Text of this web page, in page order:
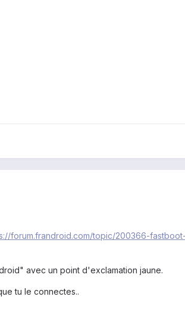
forum.frandroid.com/topic/200366-
avec un point d'exclamation jaune.
tu le connectes..